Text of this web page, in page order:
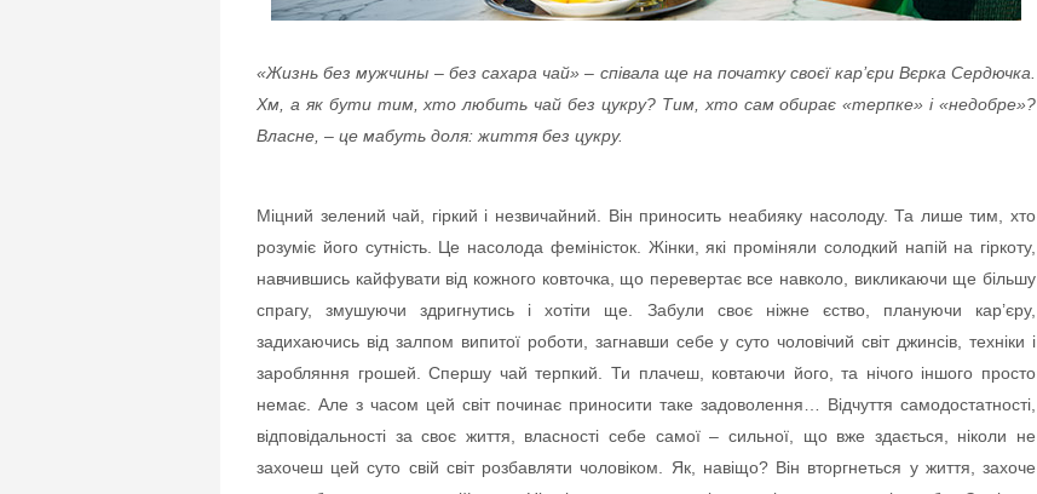
«Жизнь без мужчины – без сахара чай» – співала ще на початку своєї кар’єри Вєрка Сердючка.
Хм, а як бути тим, хто любить чай без цукру? Тим, хто сам обирає «терпке» і «недобре»?
Власне, – це мабуть доля: життя без цукру.
Міцний зелений чай, гіркий і незвичайний. Він приносить неабияку насолоду. Та лише тим, хто
розуміє його сутність. Це насолода феміністок. Жінки, які проміняли солодкий напій на гіркоту,
навчившись кайфувати від кожного ковточка, що перевертає все навколо, викликаючи ще більшу
спрагу, змушуючи здригнутись і хотіти ще. Забули своє ніжне єство, плануючи кар’єру,
задихаючись від залпом випитої роботи, загнавши себе у суто чоловічий світ джинсів, техніки і
заробляння грошей. Спершу чай терпкий. Ти плачеш, ковтаючи його, та нічого іншого просто
немає. Але з часом цей світ починає приносити таке задоволення… Відчуття самодостатності,
відповідальності за своє життя, власності себе самої – сильної, що вже здається, ніколи не
захочеш цей суто свій світ розбавляти чоловіком. Як, навіщо? Він вторгнеться у життя, захоче